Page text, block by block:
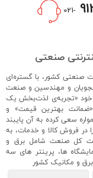
-021
صنعتی
صنعتی کشور، با گستره‌ای
و مهندسین و صنعت
خود «تجربه‌ی لذت‌بخش یک
«ضمانت بهترین قیمت» و
سعی کرده به آن پایبند
در فروش کالا و خدمات، به
کل صنعت شامل برق و
ها، پرینتر های سه
و مکانیک کشور